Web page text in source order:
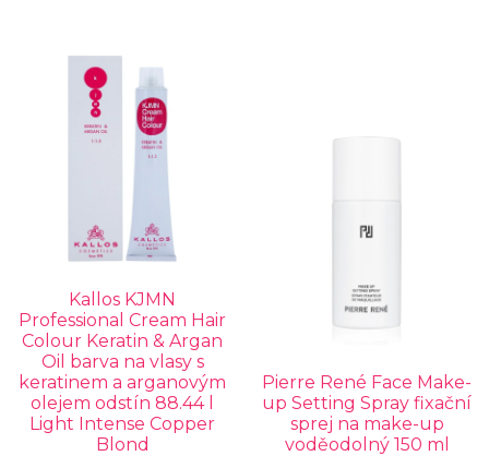
Kallos KJMN
Professional Cream Hair
Colour Keratin & Argan
Oil barva na vlasy s
keratinem a arganovým
olejem odstín 88.44 l
Light Intense Copper
Blond
Pierre René Face Make-
up Setting Spray fixační
sprej na make-up
voděodolný 150 ml